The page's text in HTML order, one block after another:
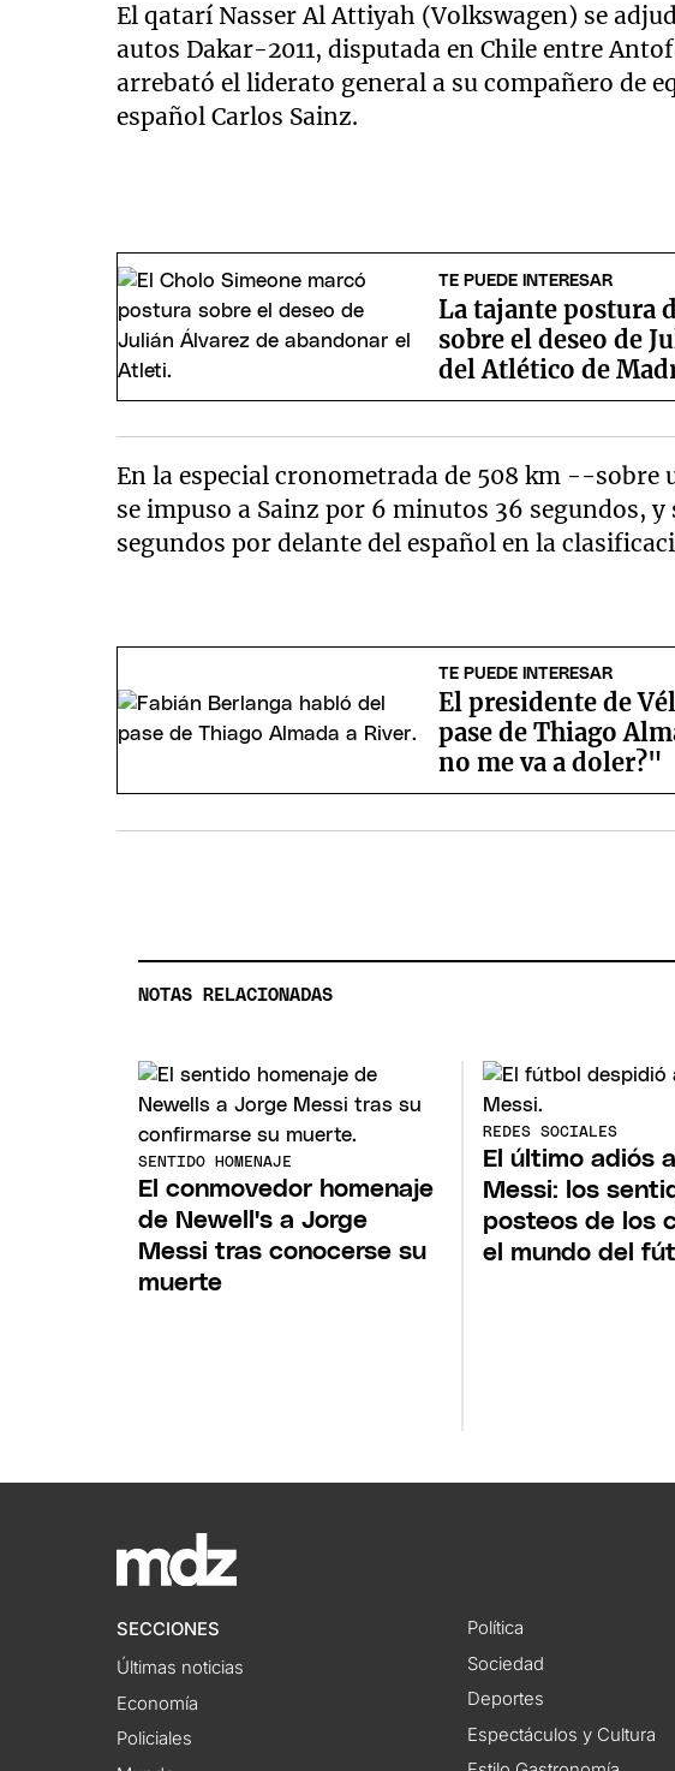
El qatarí Nasser Al Attiyah (Volkswagen) se
autos Dakar-2011, disputada en Chile entre
arrebató el liderato general a su compañero de
español Carlos Sainz.
TE PUEDE INTERESAR
La tajante postura
sobre el deseo de
del Atlético de
En la especial cronometrada de 508 km --
se impuso a Sainz por 6 minutos 36 segundos, y
segundos por delante del español en la
TE PUEDE INTERESAR
El presidente de
pase de Thiago
no me va a doler?"
NOTAS RELACIONADAS
SENTIDO HOMENAJE
El conmovedor homenaje
de Newell's a Jorge
Messi tras conocerse su
muerte
REDES SOCIALES
El último adiós
Messi: los
posteos de los
el mundo del
SECCIONES
Últimas noticias
Economía
Policiales
Política
Sociedad
Deportes
Espectáculos y Cultura